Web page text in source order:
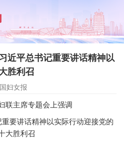
近平总书记重要讲话精神以
胜利召
妇女报
联主席专题会上强调
要讲话精神以实际行动迎接党的
大胜利召